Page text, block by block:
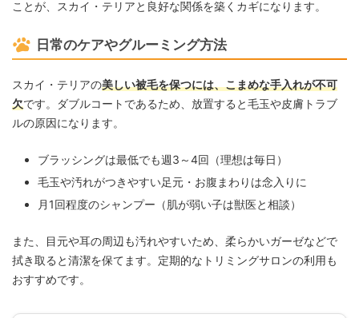
ことが、スカイ・テリアと良好な関係を築くカギになります。
日常のケアやグルーミング方法
スカイ・テリアの美しい被毛を保つには、こまめな手入れが不可
欠です。ダブルコートであるため、放置すると毛玉や皮膚トラブ
ルの原因になります。
ブラッシングは最低でも週3～4回（理想は毎日）
毛玉や汚れがつきやすい足元・お腹まわりは念入りに
月1回程度のシャンプー（肌が弱い子は獣医と相談）
また、目元や耳の周辺も汚れやすいため、柔らかいガーゼなどで
拭き取ると清潔を保てます。定期的なトリミングサロンの利用も
おすすめです。